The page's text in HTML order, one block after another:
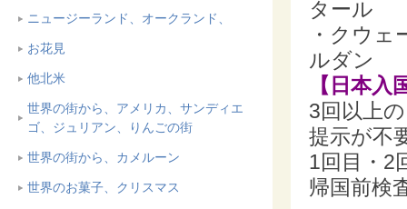
ニュージーランド、オークランド、
お花見
他北米
世界の街から、アメリカ、サンディエ
ゴ、ジュリアン、りんごの街
世界の街から、カメルーン
世界のお菓子、クリスマス
タール
・クウ
ルダン
【日本入
3回以上
提示が不
1回目・2
帰国前検